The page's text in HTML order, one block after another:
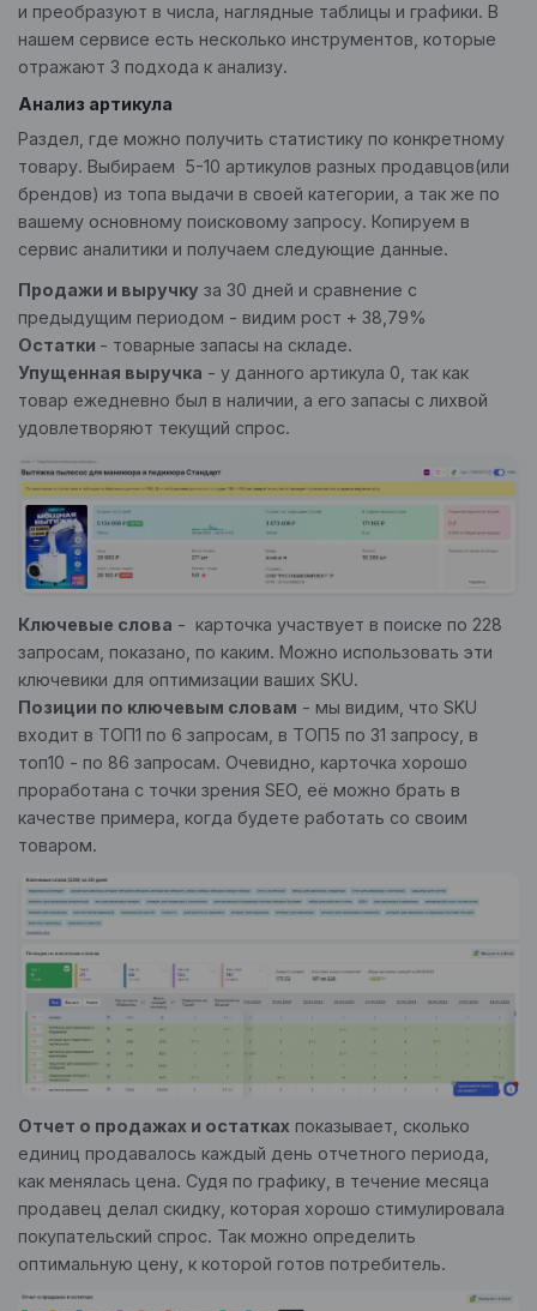
и преобразуют в числа, наглядные таблицы и графики. В
нашем сервисе есть несколько инструментов, которые
отражают 3 подхода к анализу.
Анализ артикула
Раздел, где можно получить статистику по конкретному
товару. Выбираем 5-10 артикулов разных продавцов(или
брендов) из топа выдачи в своей категории, а так же по
вашему основному поисковому запросу. Копируем в
сервис аналитики и получаем следующие данные.
Продажи и выручку за 30 дней и сравнение с
предыдущим периодом - видим рост + 38,79%
Остатки - товарные запасы на складе.
Упущенная выручка - у данного артикула 0, так как
товар ежедневно был в наличии, а его запасы с лихвой
удовлетворяют текущий спрос.
Ключевые слова - карточка участвует в поиске по 228
запросам, показано, по каким. Можно использовать эти
ключевики для оптимизации ваших SKU.
Позиции по ключевым словам - мы видим, что SKU
входит в ТОП1 по 6 запросам, в ТОП5 по 31 запросу, в
топ10 - по 86 запросам. Очевидно, карточка хорошо
проработана с точки зрения SEO, её можно брать в
качестве примера, когда будете работать со своим
товаром.
Отчет о продажах и остатках показывает, сколько
единиц продавалось каждый день отчетного периода,
как менялась цена. Судя по графику, в течение месяца
продавец делал скидку, которая хорошо стимулировала
покупательский спрос. Так можно определить
оптимальную цену, к которой готов потребитель.